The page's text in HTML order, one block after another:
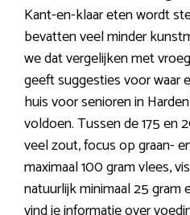
Kant-en-klaar eten wordt
bevatten veel minder
we dat vergelijken met
geeft suggesties voor waar
huis voor senioren in
voldoen. Tussen de 175 en
veel zout, focus op graan-
maximaal 100 gram vlees,
natuurlijk minimaal 25 gram